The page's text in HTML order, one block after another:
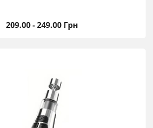
209.00 - 249.00 Грн